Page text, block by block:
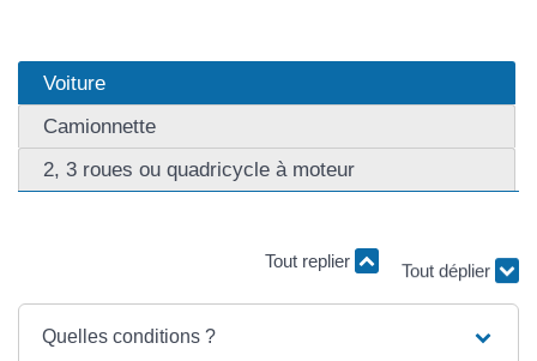
Voiture
Camionnette
2, 3 roues ou quadricycle à moteur
Tout replier
Tout déplier
Quelles conditions ?